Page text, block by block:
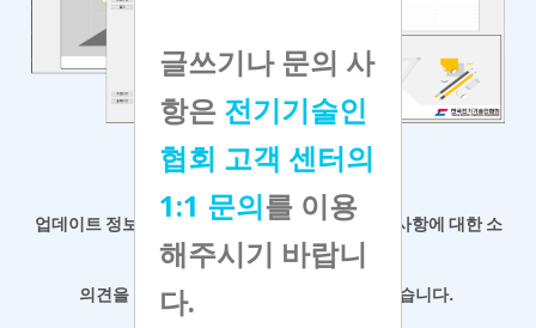
글쓰기나 문의 사
항은 전기기술인
협회 고객 센터의
1:1 문의를 이용
해주시기 바랍니
다.
KEC 전기설계 프로그램
업데이트 정보 등 공지사항 확인과프로그램 개선 사항에 대한 소
통 게시판입니다.
의견을 남겨주시면 최대한 반영하도록 하겠습니다.